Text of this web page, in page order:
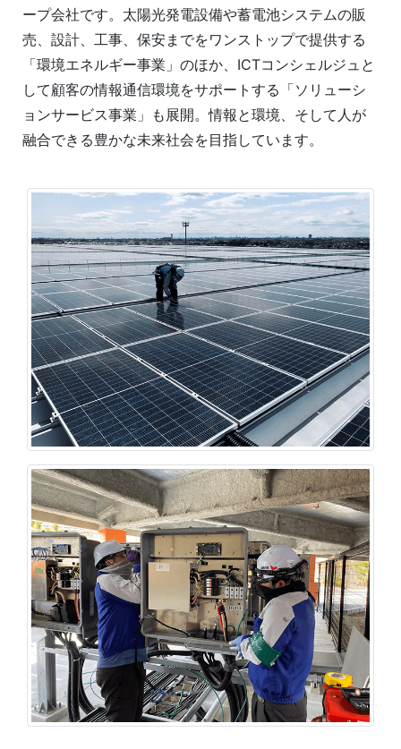
ープ会社です。太陽光発電設備や蓄電池システムの販
売、設計、工事、保安までをワンストップで提供する
「環境エネルギー事業」のほか、ICTコンシェルジュと
して顧客の情報通信環境をサポートする「ソリューシ
ョンサービス事業」も展開。情報と環境、そして人が
融合できる豊かな未来社会を目指しています。